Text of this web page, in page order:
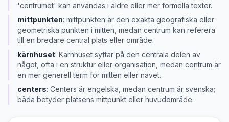
'centrumet' kan användas i äldre eller mer formella texter.
mittpunkten: mittpunkten är den exakta geografiska eller
geometriska punkten i mitten, medan centrum kan referera
till en bredare central plats eller område.
kärnhuset: Kärnhuset syftar på den centrala delen av
något, ofta i en struktur eller organisation, medan centrum är
en mer generell term för mitten eller navet.
centers: Centers är engelska, medan centrum är svenska;
båda betyder platsens mittpunkt eller huvudområde.